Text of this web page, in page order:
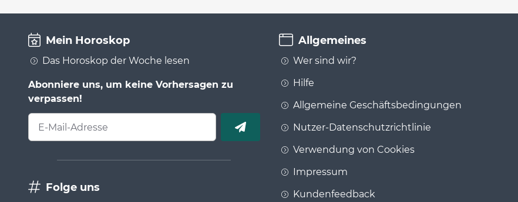
Mein Horoskop
Das Horoskop der Woche lesen
Abonniere uns, um keine Vorhersagen zu
verpassen!
E-Mail-Adresse
Folge uns
Allgemeines
Wer sind wir?
Hilfe
Allgemeine Geschäftsbedingungen
Nutzer-Datenschutzrichtlinie
Verwendung von Cookies
Impressum
Kundenfeedback